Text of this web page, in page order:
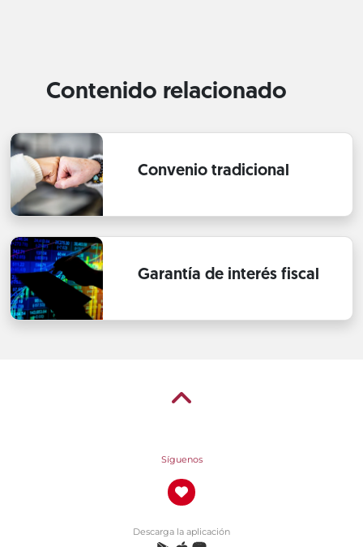
Contenido relacionado
Convenio tradicional
Garantía de interés fiscal
Síguenos
Descarga la aplicación